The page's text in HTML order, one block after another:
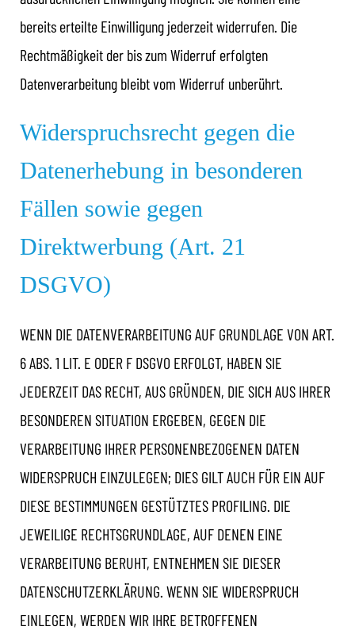
bereits erteilte Einwilligung jederzeit widerrufen. Die
Rechtmäßigkeit der bis zum Widerruf erfolgten
Datenverarbeitung bleibt vom Widerruf unberührt.
Widerspruchsrecht gegen die
Datenerhebung in besonderen
Fällen sowie gegen
Direktwerbung (Art. 21
DSGVO)
WENN DIE DATENVERARBEITUNG AUF GRUNDLAGE VON ART.
6 ABS. 1 LIT. E ODER F DSGVO ERFOLGT, HABEN SIE
JEDERZEIT DAS RECHT, AUS GRÜNDEN, DIE SICH AUS IHRER
BESONDEREN SITUATION ERGEBEN, GEGEN DIE
VERARBEITUNG IHRER PERSONENBEZOGENEN DATEN
WIDERSPRUCH EINZULEGEN; DIES GILT AUCH FÜR EIN AUF
DIESE BESTIMMUNGEN GESTÜTZTES PROFILING. DIE
JEWEILIGE RECHTSGRUNDLAGE, AUF DENEN EINE
VERARBEITUNG BERUHT, ENTNEHMEN SIE DIESER
DATENSCHUTZERKLÄRUNG. WENN SIE WIDERSPRUCH
EINLEGEN, WERDEN WIR IHRE BETROFFENEN